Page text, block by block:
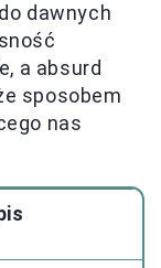
dawnych
a absurd
sposobem
nas